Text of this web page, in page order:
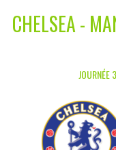
CHELSEA -
JOURNÉE